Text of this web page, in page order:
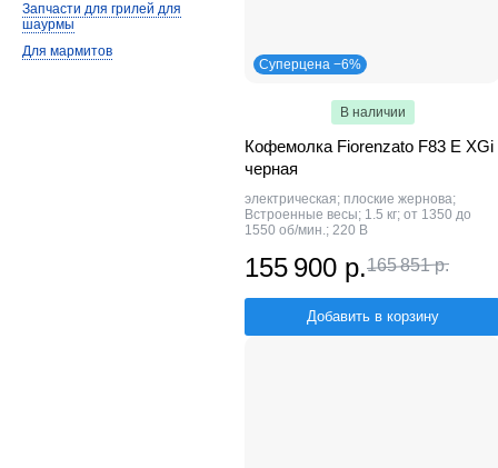
Суперцена −6%
В наличии
Кофемолка Fiorenzato F83 E XGi
черная
электрическая; плоские жернова;
Встроенные весы; 1.5 кг; от 1350 до
1550 об/мин.; 220 В
155 900 р.165 851 р.
Добавить в корзину
Запчасти для грилей для
шаурмы
Для мармитов